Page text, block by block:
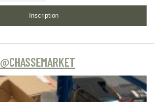
Inscription
@CHASSEMARKET